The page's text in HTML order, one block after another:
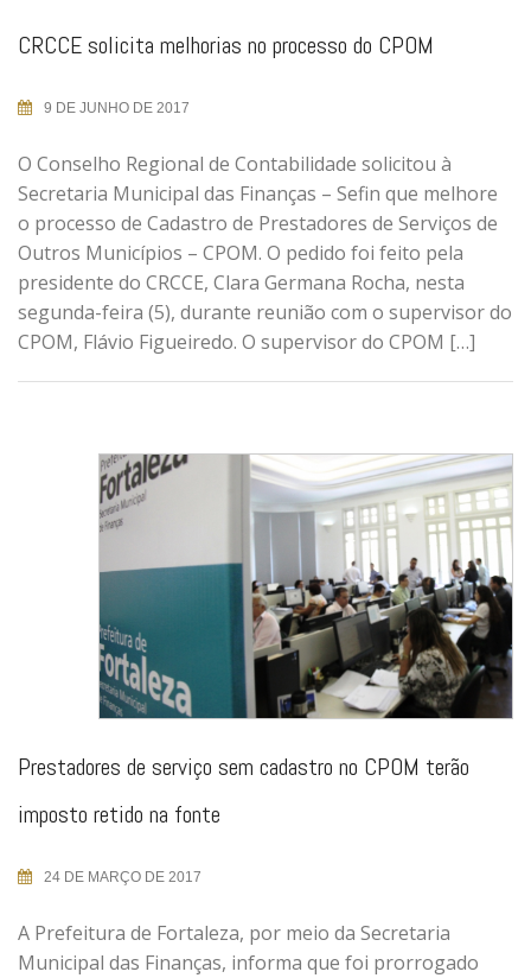
CRCCE solicita melhorias no processo do CPOM
9 DE JUNHO DE 2017
O Conselho Regional de Contabilidade solicitou à
Secretaria Municipal das Finanças – Sefin que melhore
o processo de Cadastro de Prestadores de Serviços de
Outros Municípios – CPOM. O pedido foi feito pela
presidente do CRCCE, Clara Germana Rocha, nesta
segunda-feira (5), durante reunião com o supervisor do
CPOM, Flávio Figueiredo. O supervisor do CPOM […]
Prestadores de serviço sem cadastro no CPOM terão
imposto retido na fonte
24 DE MARÇO DE 2017
A Prefeitura de Fortaleza, por meio da Secretaria
Municipal das Finanças, informa que foi prorrogado